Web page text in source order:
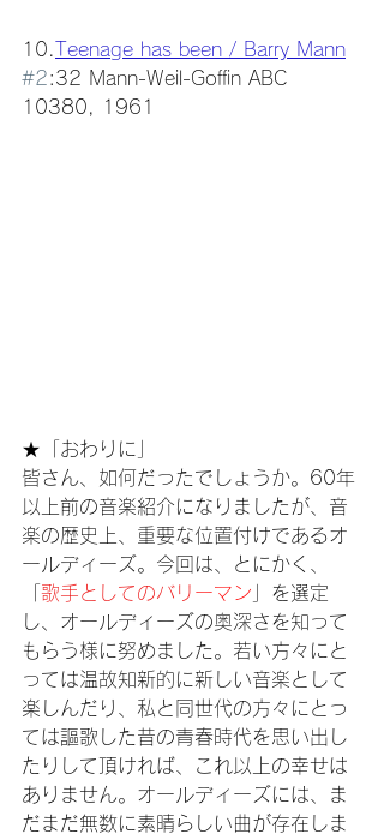
10.
Teenage has been / Barry Mann
#2:32 Mann-Weil-Goffin ABC
10380, 1961
★「おわりに」
皆さん、如何だったでしょうか。60年
以上前の音楽紹介になりましたが、音
楽の歴史上、重要な位置付けであるオ
ールディーズ。今回は、とにかく、
歌手としてのバリ ーマン 」を選定
し、オールディーズの奥深さを知って
もらう様に努めました。若い方々にと
っては温故知新的に新しい音楽として
楽しんだり、私と同世代の方々にとっ
ては謳歌した昔の青春時代を思い出し
たりして頂ければ、これ以上の幸せは
ありません。オールディーズには、ま
だまだ無数に素晴らしい曲が存在しま